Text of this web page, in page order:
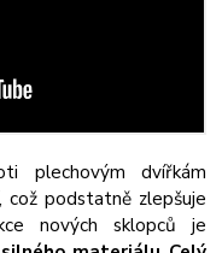
plechovým dvířkám
což podstatně zlepšuje
nových sklopců je